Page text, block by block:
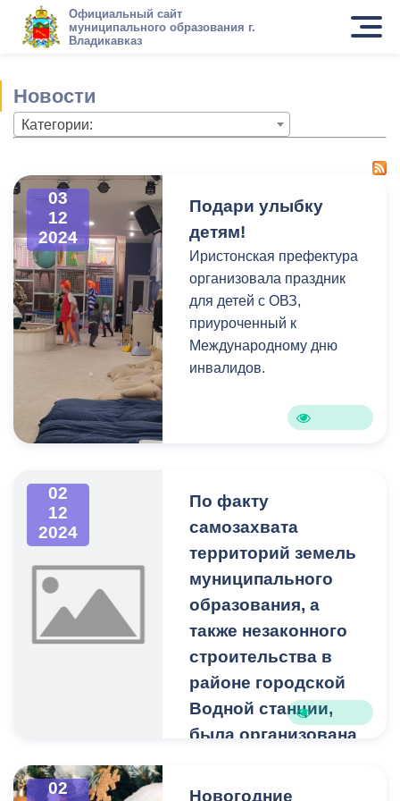
Официальный сайт
муниципального образования г.
Владикавказ
Новости
Категории:
03
12
2024
Подари улыбку
детям!
Иристонская префектура
организовала праздник
для детей с ОВЗ,
приуроченный к
Международному дню
инвалидов.
02
12
2024
По факту
самозахвата
территорий земель
муниципального
образования, а
также незаконного
строительства в
районе городской
Водной станции,
была организована
специалистами
02
Новогодние